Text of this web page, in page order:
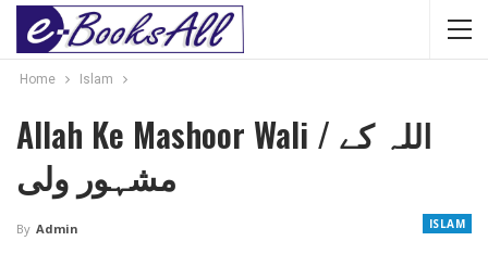
Home Islam
Allah Ke Mashoor Wali / اللہ کے
مشہور ولی
ISLAM
By Admin